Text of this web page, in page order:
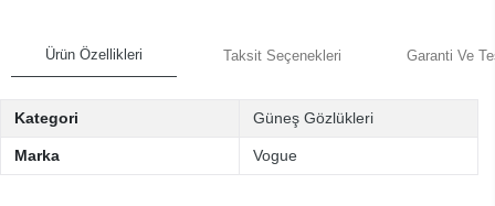
Ürün Özellikleri Taksit Seçenekleri Garanti Ve
Kategori Güneş Gözlükleri
Marka Vogue